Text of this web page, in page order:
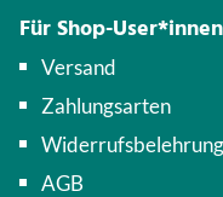
Für Shop-User*innen
Versand
Zahlungsarten
Widerrufsbelehrung
AGB